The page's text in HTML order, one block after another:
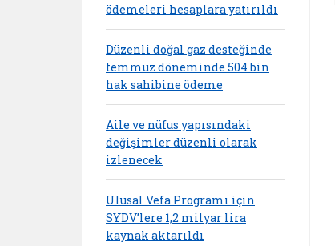
ödemeleri hesaplara yatırıldı
Düzenli doğal gaz desteğinde
temmuz döneminde 504 bin
hak sahibine ödeme
Aile ve nüfus yapısındaki
değişimler düzenli olarak
izlenecek
Ulusal Vefa Programı için
SYDV’lere 1,2 milyar lira
kaynak aktarıldı